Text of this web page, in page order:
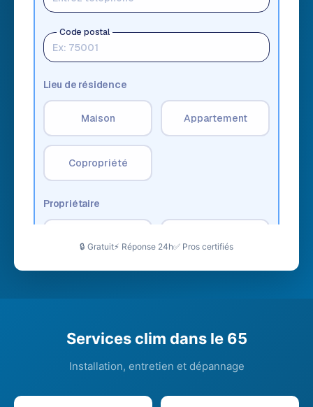
🔒 Gratuit⚡ Réponse 24h✅ Pros certifiés
Services clim dans le 65
Installation, entretien et dépannage